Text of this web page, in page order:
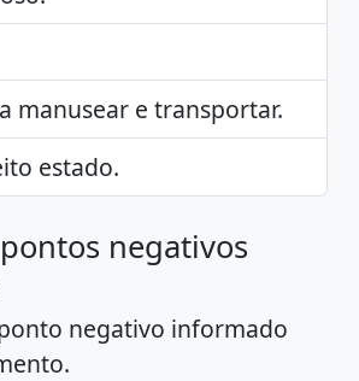
manusear e transportar.
estado.
negativos
negativo informado